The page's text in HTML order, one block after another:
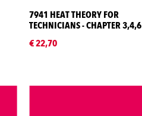
7941 HEAT THEORY FOR
TECHNICIANS - CHAPTER 3,4,6
€ 22,70